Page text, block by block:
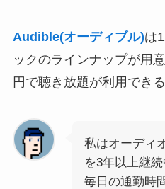
Audible(オーディブル)は
ックのラインナップが用
円で聴き放題が利用でき
私はオーディ
を3年以上継続
毎日の通勤時